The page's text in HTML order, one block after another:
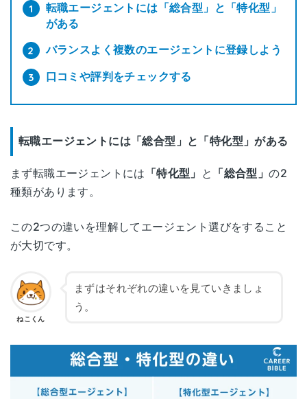
転職エージェントには「総合型」と「特化型」
がある
バランスよく複数のエージェントに登録しよう
口コミや評判をチェックする
転職エージェントには「総合型」と「特化型」がある
まず転職エージェントには 「特化型」 と 「総合型」の2
種類があります。
この2つの違いを理解してエージェント選びをすること
が大切です。
ねこくん
まずはそれぞれの違いを見ていきましょ
う。